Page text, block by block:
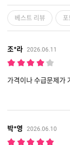
베스트 리뷰
조*라 2026.06.11
가격이나 수급문제가
박*영 2026.06.10